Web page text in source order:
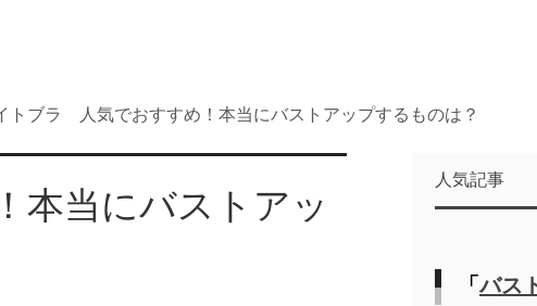
トブラ 人気でおすすめ！本当にバストアップするものは？
当にバストアッ
人気記事
「バス